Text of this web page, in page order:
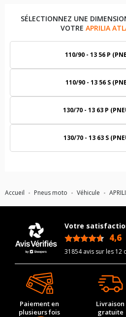
Accueil Pneus moto Véhicule
SÉLECTIONNEZ UNE
VOTRE APRILIA
110/90 - 13 56 P
110/90 - 13 56 S
130/70 - 13 63 P
130/70 - 13 63 S
Votre
4,6
31854 avis sur les 12
Paiement en
plusieurs fois
Livraison
gratuite